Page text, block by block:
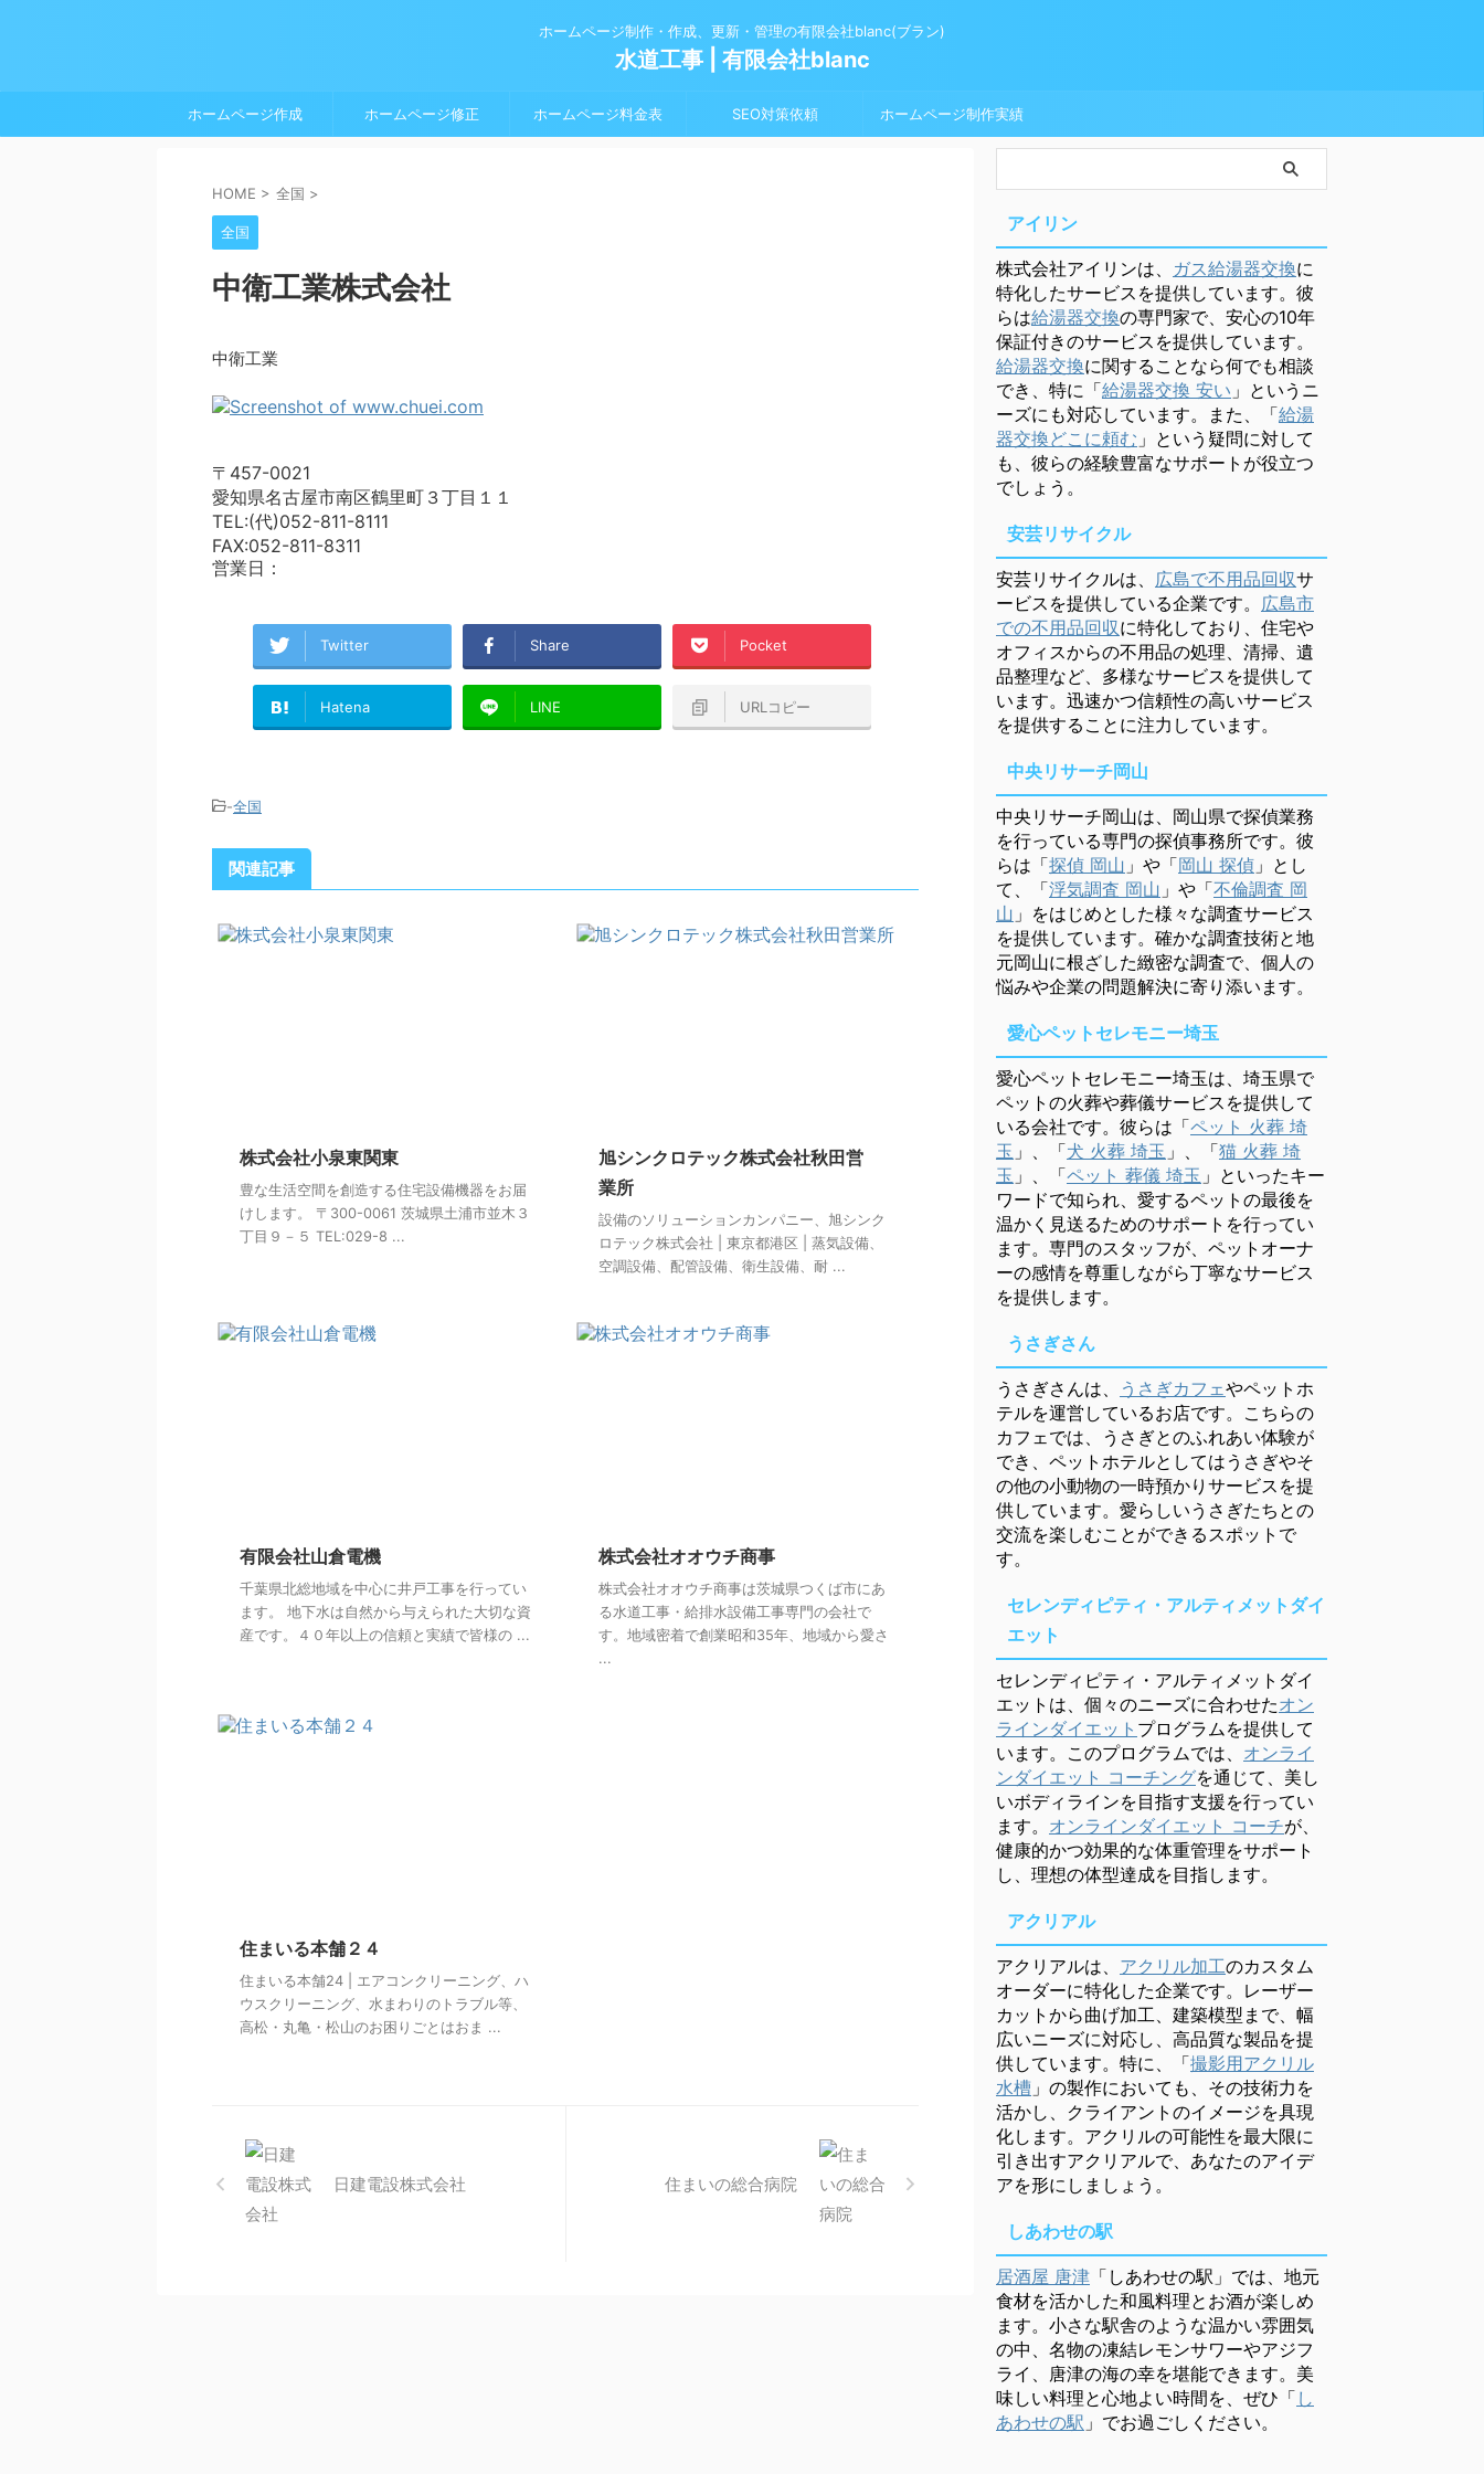
ホームページ制作・作成、更新・管理の有限会社blanc(ブラン)
水道工事 | 有限会社blanc
ホームページ作成 ホームページ修正 ホームページ料金表 SEO対策依頼 ホームページ制作実績
HOME > 全国 >
全国
中衛工業株式会社
中衛工業
〒457-0021
愛知県名古屋市南区鶴里町３丁目１１
TEL:(代)052-811-8111
FAX:052-811-8311
営業日：
Twitter Share Pocket
Hatena LINE URLコピー
-全国
関連記事
株式会社小泉東関東
豊な生活空間を創造する住宅設備機器をお届
けします。 〒300-0061 茨城県土浦市並木３
丁目９－５ TEL:029-8 ...
旭シンクロテック株式会社秋田営
業所
設備のソリューションカンパニー、旭シンク
ロテック株式会社 | 東京都港区 | 蒸気設備、
空調設備、配管設備、衛生設備、耐 ...
有限会社山倉電機
千葉県北総地域を中心に井戸工事を行ってい
ます。 地下水は自然から与えられた大切な資
産です。４０年以上の信頼と実績で皆様の ...
株式会社オオウチ商事
株式会社オオウチ商事は茨城県つくば市にあ
る水道工事・給排水設備工事専門の会社で
す。地域密着で創業昭和35年、地域から愛さ
...
住まいる本舗２４
住まいる本舗24 | エアコンクリーニング、ハ
ウスクリーニング、水まわりのトラブル等、
高松・丸亀・松山のお困りごとはおま ...
日建電設株式会社 住まいの総合病院
アイリン
株式会社アイリンは、 ガス給湯器交換に
特化したサービスを提供しています。彼
らは給湯器交換の専門家で、安心の10年
保証付きのサービスを提供しています。
給湯器交換に関することなら何でも相談
でき、特に「給湯器交換 安い 」というニ
ーズにも対応しています。また、「給湯
器交換どこに頼む 」という疑問に対して
も、彼らの経験豊富なサポートが役立つ
でしょう。
安芸リサイクル
安芸リサイクルは、 広島で不用品回収サ
ービスを提供している企業です。 広島市
での不用品回収に特化しており、住宅や
オフィスからの不用品の処理、清掃、遺
品整理など、多様なサービスを提供して
います。迅速かつ信頼性の高いサービス
を提供することに注力しています。
中央リサーチ岡山
中央リサーチ岡山は、岡山県で探偵業務
を行っている専門の探偵事務所です。彼
らは「探偵 岡山 」や「岡山 探偵 」とし
て、「浮気調査 岡山 」や「不倫調査 岡
山 」をはじめとした様々な調査サービス
を提供しています。確かな調査技術と地
元岡山に根ざした緻密な調査で、個人の
悩みや企業の問題解決に寄り添います。
愛心ペットセレモニー埼玉
愛心ペットセレモニー埼玉は、埼玉県で
ペットの火葬や葬儀サービスを提供して
いる会社です。彼らは「ペット 火葬 埼
玉 」、「犬 火葬 埼玉 」、「猫 火葬 埼
玉 」、「ペット 葬儀 埼玉 」といったキー
ワードで知られ、愛するペットの最後を
温かく見送るためのサポートを行ってい
ます。専門のスタッフが、ペットオーナ
ーの感情を尊重しながら丁寧なサービス
を提供します。
うさぎさん
うさぎさんは、 うさぎカフェやペットホ
テルを運営しているお店です。こちらの
カフェでは、うさぎとのふれあい体験が
でき、ペットホテルとしてはうさぎやそ
の他の小動物の一時預かりサービスを提
供しています。愛らしいうさぎたちとの
交流を楽しむことができるスポットで
す。
セレンディピティ・アルティメットダイ
エット
セレンディピティ・アルティメットダイ
エットは、個々のニーズに合わせたオン
ラインダイエット プログラムを提供して
います。このプログラムでは、 オンライ
ンダイエット コーチングを通じて、美し
いボディラインを目指す支援を行ってい
ます。 オンラインダイエット コーチが、
健康的かつ効果的な体重管理をサポート
し、理想の体型達成を目指します。
アクリアル
アクリアルは、 アクリル加工のカスタム
オーダーに特化した企業です。レーザー
カットから曲げ加工、建築模型まで、幅
広いニーズに対応し、高品質な製品を提
供しています。特に、「撮影用アクリル
水槽 」の製作においても、その技術力を
活かし、クライアントのイメージを具現
化します。アクリルの可能性を最大限に
引き出すアクリアルで、あなたのアイデ
アを形にしましょう。
しあわせの駅
居酒屋 唐津 「しあわせの駅」では、地元
食材を活かした和風料理とお酒が楽しめ
ます。小さな駅舎のような温かい雰囲気
の中、名物の凍結レモンサワーやアジフ
ライ、唐津の海の幸を堪能できます。美
味しい料理と心地よい時間を、ぜひ「 し
あわせの駅 」でお過ごしください。